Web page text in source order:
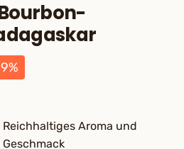
9%
Reichhaltiges Aroma und
Geschmack